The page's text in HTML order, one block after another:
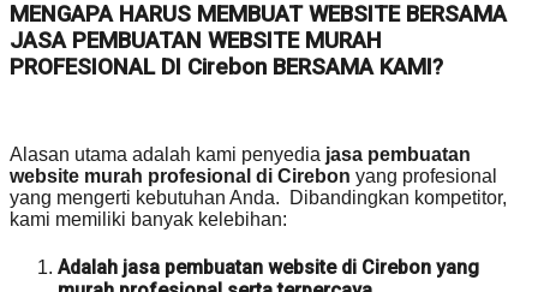
MENGAPA HARUS MEMBUAT WEBSITE BERSAMA
JASA PEMBUATAN WEBSITE MURAH
PROFESIONAL DI Cirebon BERSAMA KAMI?
Alasan utama adalah kami penyedia jasa pembuatan
website murah profesional di Cirebon yang profesional
yang mengerti kebutuhan Anda. Dibandingkan kompetitor,
kami memiliki banyak kelebihan:
Adalah jasa pembuatan website di Cirebon yang